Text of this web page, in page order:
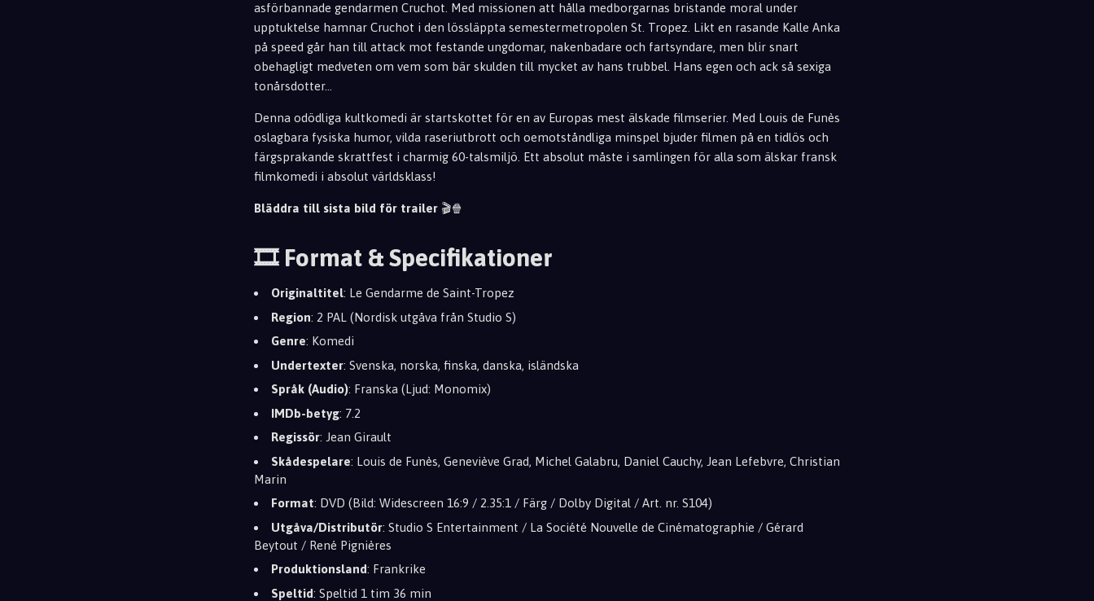
asförbannade gendarmen Cruchot. Med missionen att hålla medborgarnas bristande moral under
upptuktelse hamnar Cruchot i den lössläppta semestermetropolen St. Tropez. Likt en rasande Kalle Anka
på speed går han till attack mot festande ungdomar, nakenbadare och fartsyndare, men blir snart
obehagligt medveten om vem som bär skulden till mycket av hans trubbel. Hans egen och ack så sexiga
tonårsdotter...
Denna odödliga kultkomedi är startskottet för en av Europas mest älskade filmserier. Med Louis de Funès
oslagbara fysiska humor, vilda raseriutbrott och oemotståndliga minspel bjuder filmen på en tidlös och
färgsprakande skrattfest i charmig 60-talsmiljö. Ett absolut måste i samlingen för alla som älskar fransk
filmkomedi i absolut världsklass!
Bläddra till sista bild för trailer 🎬🍿
🎞️ Format & Specifikationer
Originaltitel: Le Gendarme de Saint-Tropez
Region: 2 PAL (Nordisk utgåva från Studio S)
Genre: Komedi
Undertexter: Svenska, norska, finska, danska, isländska
Språk (Audio): Franska (Ljud: Monomix)
IMDb-betyg: 7.2
Regissör: Jean Girault
Skådespelare: Louis de Funès, Geneviève Grad, Michel Galabru, Daniel Cauchy, Jean Lefebvre, Christian
Marin
Format: DVD (Bild: Widescreen 16:9 / 2.35:1 / Färg / Dolby Digital / Art. nr. S104)
Utgåva/Distributör: Studio S Entertainment / La Société Nouvelle de Cinématographie / Gérard
Beytout / René Pignières
Produktionsland: Frankrike
Speltid: Speltid 1 tim 36 min